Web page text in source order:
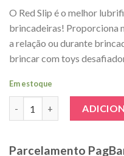
O Red Slip é o melhor
brincadeiras! Proporciona
a relação ou durante
brincar com toys
Em estoque
Parcelamento